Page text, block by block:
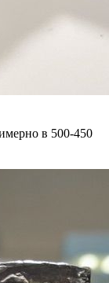
в 500-450